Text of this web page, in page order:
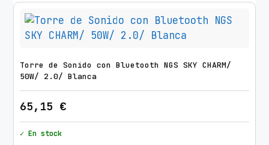
Torre de Sonido con Bluetooth NGS SKY CHARM/
50W/ 2.0/ Blanca
65,15 €
✓ En stock